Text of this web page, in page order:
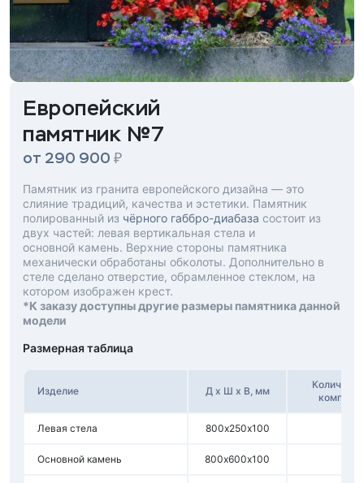
Европейский
памятник №7
от 290 900 ₽
Памятник из гранита европейского дизайна — это
слияние традиций, качества и эстетики. Памятник
полированный из чёрного габбро-диабаза состоит из
двух частей: левая вертикальная стела и
основной камень. Верхние стороны памятника
механически обработаны обколоты. Дополнительно в
стеле сделано отверстие, обрамленное стеклом, на
котором изображен крест.
*К заказу доступны другие размеры памятника данной
модели
Размерная таблица
Изделие Д х Ш х В, мм
Левая стела 800х250х100
Основной камень 800х600х100